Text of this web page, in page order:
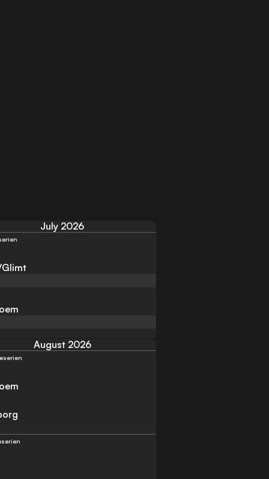
July 2026
August 2026